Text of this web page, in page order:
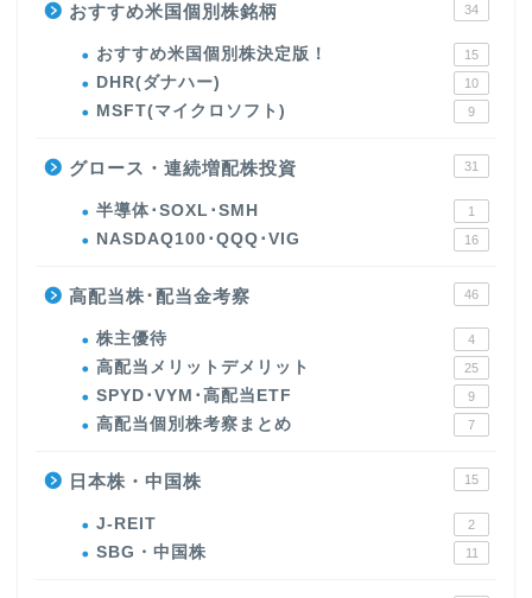
おすすめ米国個別株銘柄 34
おすすめ米国個別株決定版！ 15
DHR(ダナハー) 10
MSFT(マイクロソフト) 9
グロース・連続増配株投資 31
半導体･SOXL･SMH 1
NASDAQ100･QQQ･VIG 16
高配当株･配当金考察 46
株主優待 4
高配当メリットデメリット 25
SPYD･VYM･高配当ETF 9
高配当個別株考察まとめ 7
日本株・中国株 15
J-REIT 2
SBG・中国株 11